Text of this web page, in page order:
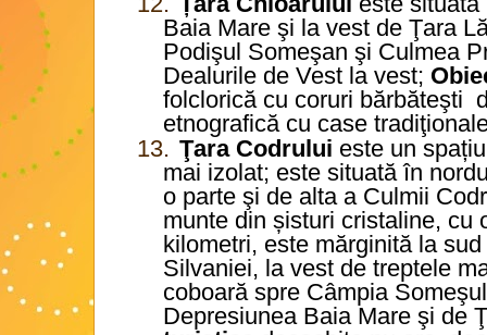
Baia Mare şi la vest de Ţara
Podişul Someşan şi Culmea
Dealurile de Vest la vest;
folclorică cu coruri bărbăteşti
etnografică cu case
13. Ţara Codrului este un
mai izolat; este situată în
o parte şi de alta a Culmii
munte din șisturi cristaline, cu
kilometri, este mărginită la
Silvaniei, la vest de treptele
coboară spre Câmpia
Depresiunea Baia Mare şi de